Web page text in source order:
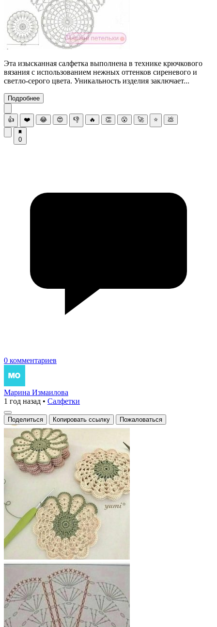
Эта изысканная салфетка выполнена в технике крючкового
вязания с использованием нежных оттенков сиреневого и
светло-серого цвета. Уникальность изделия заключает...
Подробнее
👍 ❤️ 😂 😍 👎 🔥 👏 😮 🚀 ⭐ 💩
0
0 комментариев
Марина Измаилова
1 год назад • Салфетки
Поделиться Копировать ссылку Пожаловаться